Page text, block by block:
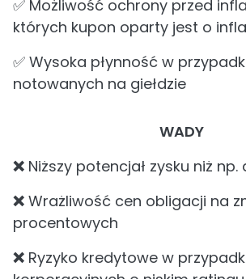
✅ Możliwość ochrony przed
których kupon oparty jest o
✅ Wysoka płynność w
notowanych na giełdzie
WADY
❌ Niższy potencjał zysku niż np.
❌ Wrażliwość cen obligacji na
procentowych
❌ Ryzyko kredytowe w